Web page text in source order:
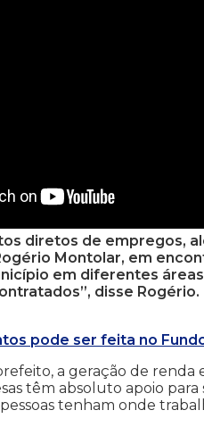
diretos de empregos,
Montolar, em
em diferentes
disse Rogério.
pode ser feita no
a geração de renda
têm absoluto apoio
tenham onde